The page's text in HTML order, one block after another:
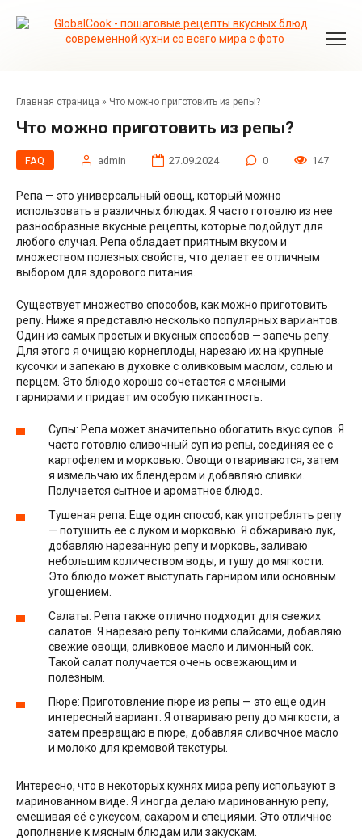
Главная страница » Что можно приготовить из репы?
Что можно приготовить из репы?
FAQ admin 27.09.2024 0 147
Репа — это универсальный овощ, который можно
использовать в различных блюдах. Я часто готовлю из нее
разнообразные вкусные рецепты, которые подойдут для
любого случая. Репа обладает приятным вкусом и
множеством полезных свойств, что делает ее отличным
выбором для здорового питания.
Существует множество способов, как можно приготовить
репу. Ниже я представлю несколько популярных вариантов.
Один из самых простых и вкусных способов — запечь репу.
Для этого я очищаю корнеплоды, нарезаю их на крупные
кусочки и запекаю в духовке с оливковым маслом, солью и
перцем. Это блюдо хорошо сочетается с мясными
гарнирами и придает им особую пикантность.
Супы: Репа может значительно обогатить вкус супов. Я
часто готовлю сливочный суп из репы, соединяя ее с
картофелем и морковью. Овощи отвариваются, затем
я измельчаю их блендером и добавляю сливки.
Получается сытное и ароматное блюдо.
Тушеная репа: Еще один способ, как употреблять репу
— потушить ее с луком и морковью. Я обжариваю лук,
добавляю нарезанную репу и морковь, заливаю
небольшим количеством воды, и тушу до мягкости.
Это блюдо может выступать гарниром или основным
угощением.
Салаты: Репа также отлично подходит для свежих
салатов. Я нарезаю репу тонкими слайсами, добавляю
свежие овощи, оливковое масло и лимонный сок.
Такой салат получается очень освежающим и
полезным.
Пюре: Приготовление пюре из репы — это еще один
интересный вариант. Я отвариваю репу до мягкости, а
затем превращаю в пюре, добавляя сливочное масло
и молоко для кремовой текстуры.
Интересно, что в некоторых кухнях мира репу используют в
маринованном виде. Я иногда делаю маринованную репу,
смешивая её с уксусом, сахаром и специями. Это отличное
дополнение к мясным блюдам или закускам.